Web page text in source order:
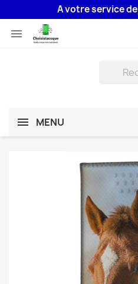
A votre service

MENU